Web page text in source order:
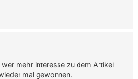
mehr interesse zu dem Artikel
mal gewonnen.